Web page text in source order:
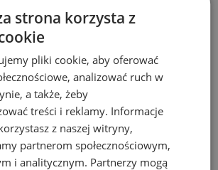
od
na specjalistę ds.
w Eko-
środowiska w Eko-Projekt
strona korzysta z
pliki cookie, aby oferować
analizować ruch w
a także, żeby
treści i reklamy. Informacje
z naszej witryny,
partnerom społecznościowym,
i analitycznym. Partnerzy mogą